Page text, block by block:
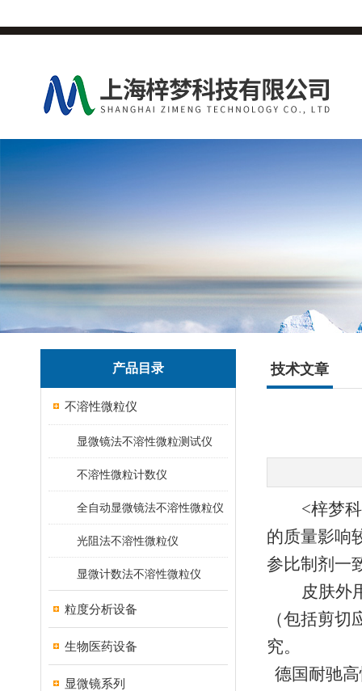
产品目录
不溶性微粒仪
显微镜法不溶性微粒测试仪
不溶性微粒计数仪
全自动显微镜法不溶性微粒仪
光阻法不溶性微粒仪
显微计数法不溶性微粒仪
粒度分析设备
生物医药设备
显微镜系列
技术文章
<梓梦
的质量影响
参比制剂一
皮肤外
（包括剪切
究。
德国耐驰